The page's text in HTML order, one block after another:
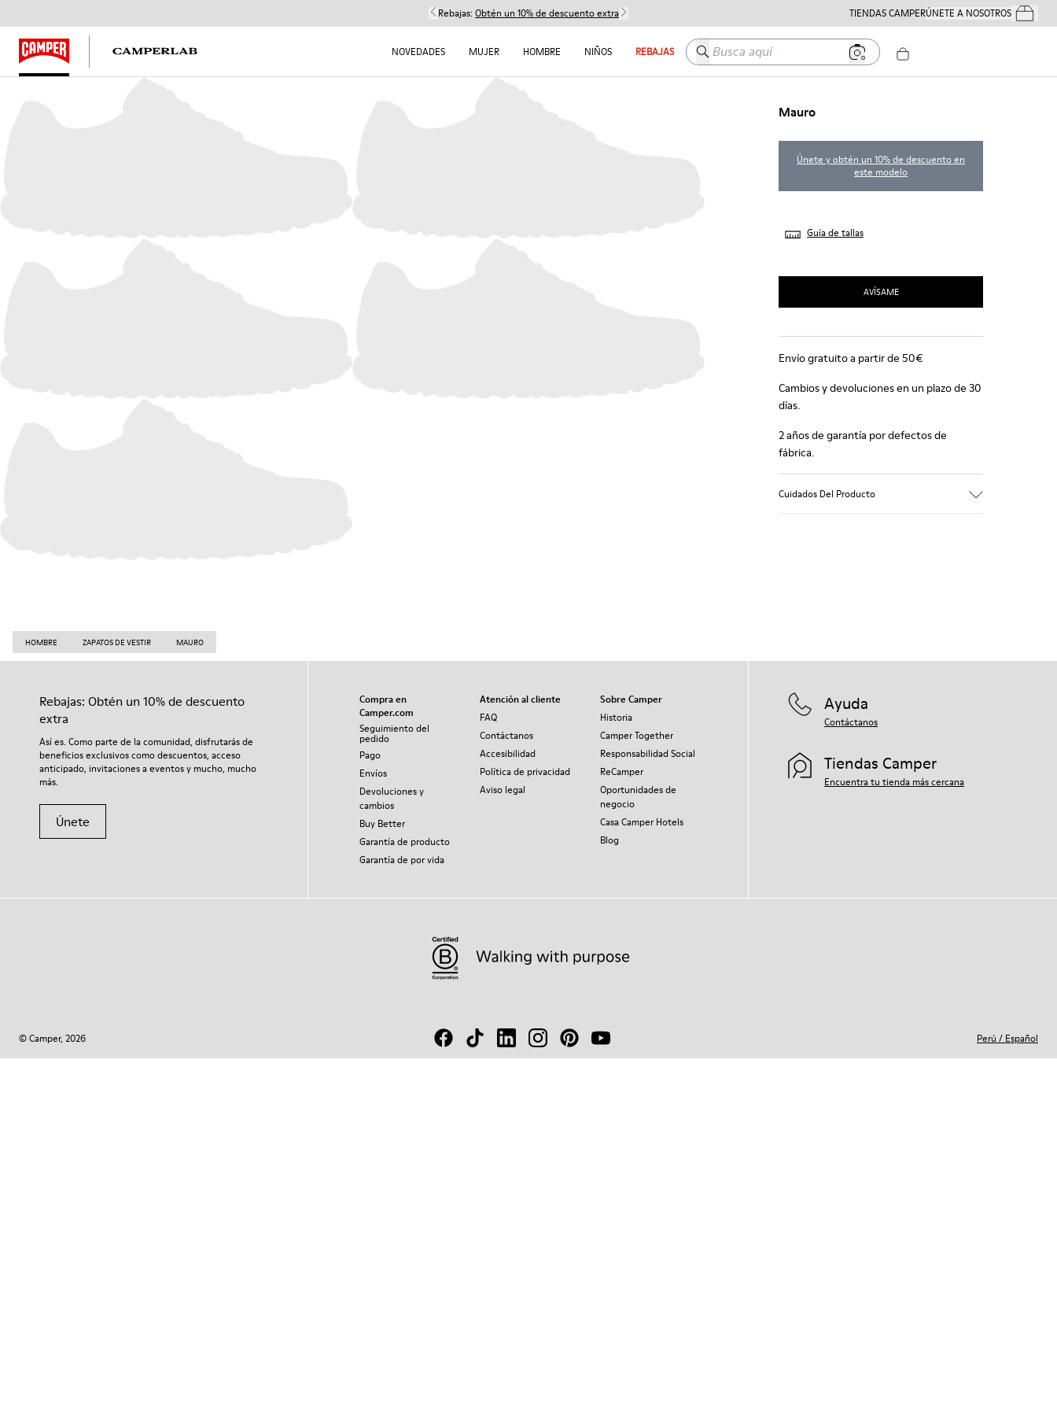
Rebajas: Obtén un 10% de descuento extra TIENDAS CAMPERÚNETE A NOSOTROSTus
NOVEDADES MUJER HOMBRE NIÑOS REBAJAS Busca aquí
Mauro
Únete y obtén un 10% de descuento en
este modelo
Guía de tallas
AVÍSAME
Envío gratuito a partir de 50€
Cambios y devoluciones en un plazo de 30
días.
2 años de garantía por defectos de
fábrica.
Cuidados Del Producto
HOMBRE ZAPATOS DE VESTIR MAURO
Rebajas: Obtén un 10% de descuento
extra
Así es. Como parte de la comunidad, disfrutarás de
beneficios exclusivos como descuentos, acceso
anticipado, invitaciones a eventos y mucho, mucho
más.
Únete
Compra en
Camper.com
Seguimiento del
pedido
Pago
Envíos
Devoluciones y
cambios
Buy Better
Garantía de producto
Garantía de por vida
Atención al cliente
FAQ
Contáctanos
Accesibilidad
Política de privacidad
Aviso legal
Sobre Camper
Historia
Camper Together
Responsabilidad Social
ReCamper
Oportunidades de
negocio
Casa Camper Hotels
Blog
Ayuda
Contáctanos
Tiendas Camper
Encuentra tu tienda más cercana
© Camper, 2026 Perú / Español